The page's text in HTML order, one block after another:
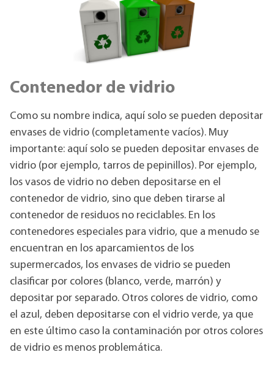
Contenedor de vidrio
Como su nombre indica, aquí solo se pueden depositar
envases de vidrio (completamente vacíos). Muy
importante: aquí solo se pueden depositar envases de
vidrio (por ejemplo, tarros de pepinillos). Por ejemplo,
los vasos de vidrio no deben depositarse en el
contenedor de vidrio, sino que deben tirarse al
contenedor de residuos no reciclables. En los
contenedores especiales para vidrio, que a menudo se
encuentran en los aparcamientos de los
supermercados, los envases de vidrio se pueden
clasificar por colores (blanco, verde, marrón) y
depositar por separado. Otros colores de vidrio, como
el azul, deben depositarse con el vidrio verde, ya que
en este último caso la contaminación por otros colores
de vidrio es menos problemática.